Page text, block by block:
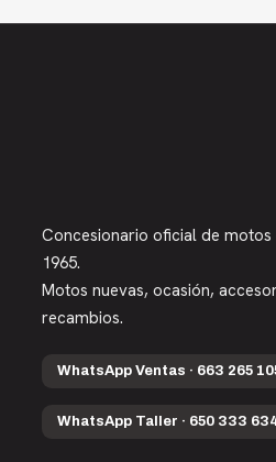
Concesionario oficial de
1965.
Motos nuevas, ocasión,
recambios.
WhatsApp Ventas · 663 265
WhatsApp Taller · 650 333